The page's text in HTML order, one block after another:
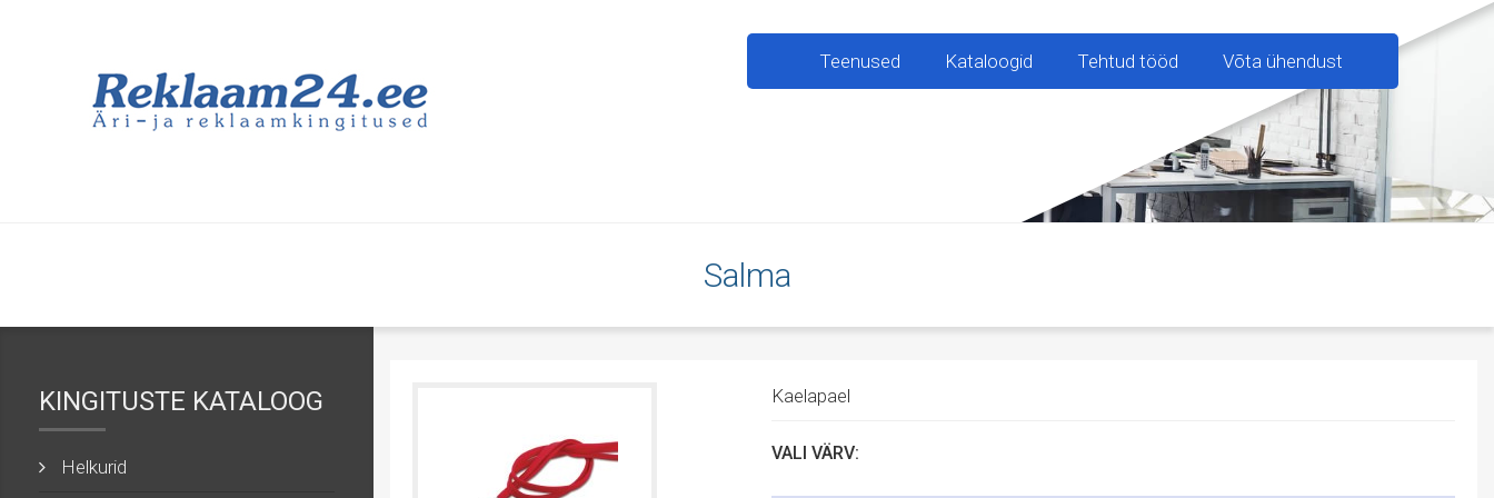
Teenused Kataloogid Tehtud tööd Võta ühendust
Salma
KINGITUSTE KATALOOG
Helkurid
Kaelapael
VALI VÄRV: